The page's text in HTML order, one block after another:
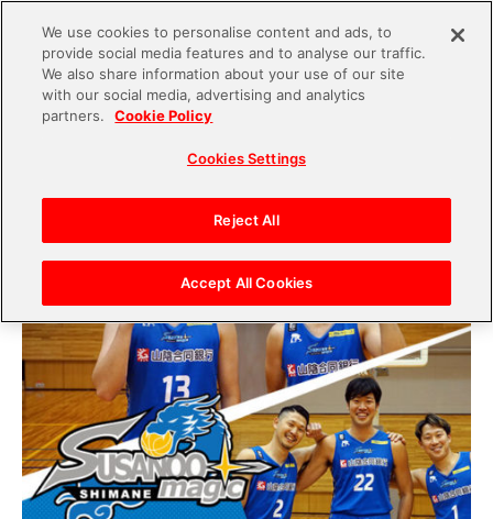
2020.10.01
に一問一答！今季の意気込みは？【前編】
We use cookies to personalise content and ads, to
provide social media features and to analyse our traffic.
We also share information about your use of our site
with our social media, advertising and analytics
partners.
Cookie Policy
Cookies Settings
Reject All
Accept All Cookies